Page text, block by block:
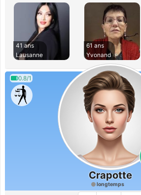
41 ans
Lausanne
61 ans
Yvonand
0.8/1
Crapotte
longtemps